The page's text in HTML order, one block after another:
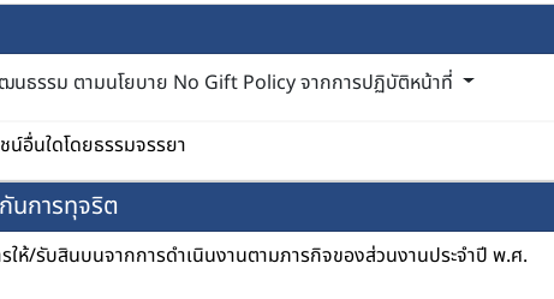
นธรรม ตามนโยบาย No Gift Policy จากการปฏิบัติหน้าที่
น์อื่นใดโดยธรรมจรรยา
นการทุจริต
ให้/รับสินบนจากการดำเนินงานตามภารกิจของส่วนงานประจำปี พ.ศ.